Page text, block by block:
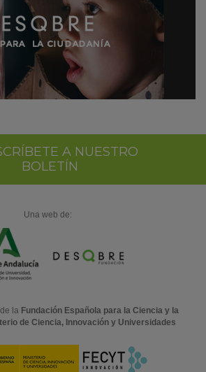
A NUESTRO
BOLETÍN
Una web de:
la Fundación Española para la Ciencia y la
de Ciencia, Innovación y Universidades